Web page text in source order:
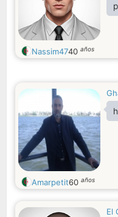
Nassim4740 años
Amarpetit60 años
El